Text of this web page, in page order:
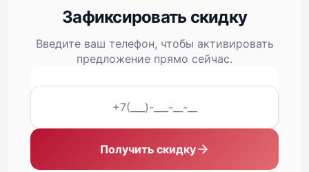
Cisco UCS C210 M1
Зафиксировать скидку
Введите ваш телефон, чтобы активировать
предложение прямо сейчас.
Получить скидку